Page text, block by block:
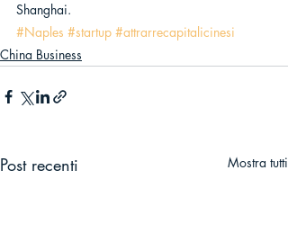
Shanghai.
#Naples #startup #attrarrecapitalicinesi
China Business
Post recenti Mostra tutti